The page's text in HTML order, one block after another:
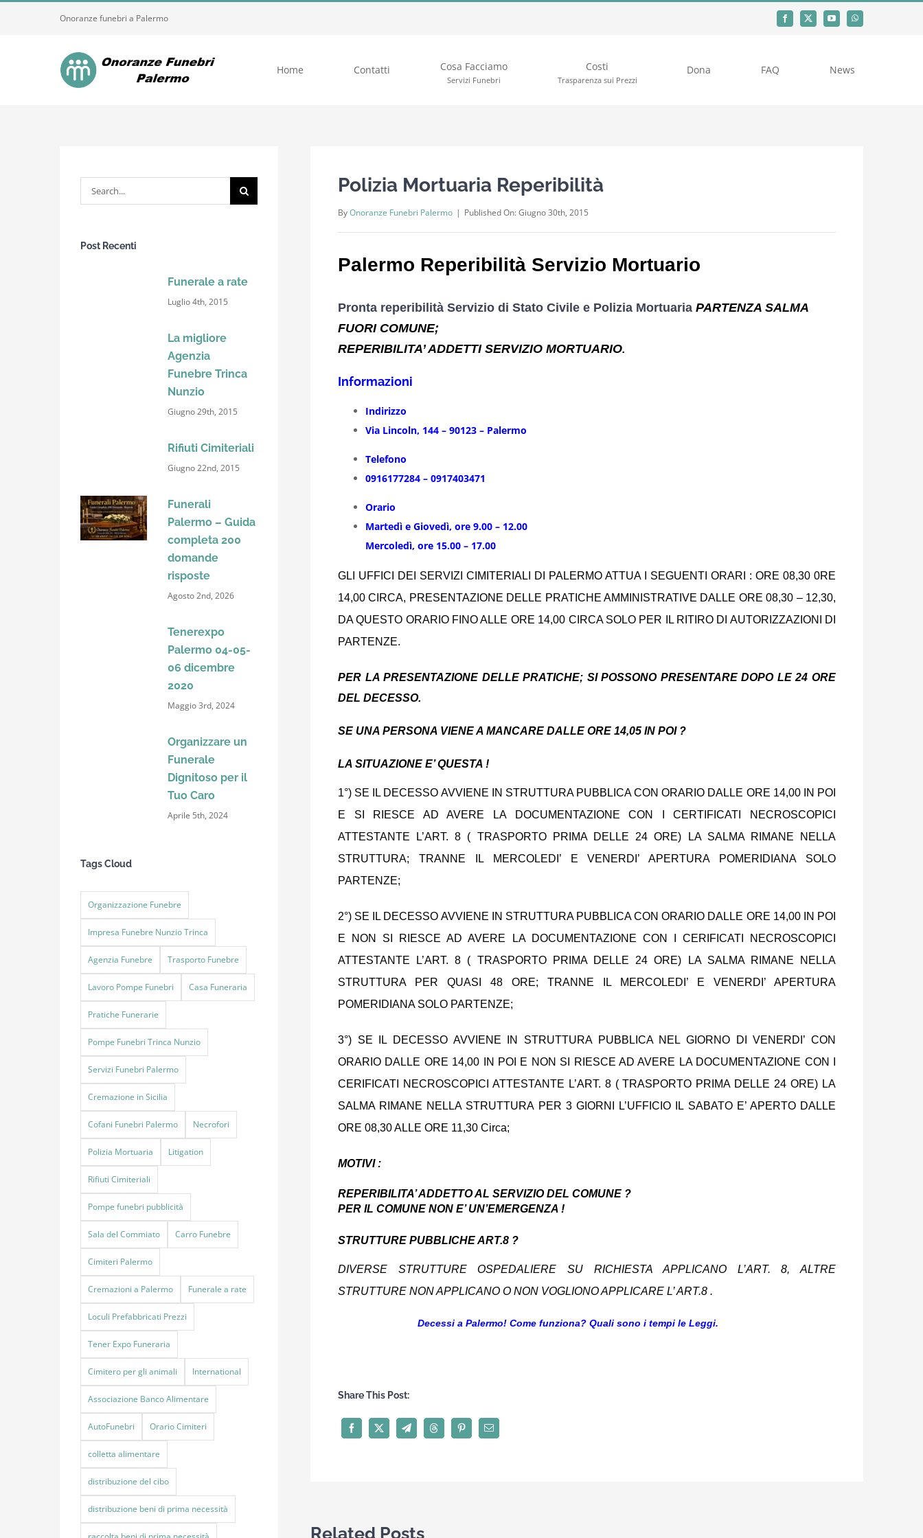
Onoranze funebri a Palermo
Home Contatti Cosa Facciamo
Servizi Funebri
Costi
Trasparenza sui Prezzi
Dona FAQ News
Search
for:
Post Recenti
Funerale a rate
Luglio 4th, 2015
La migliore
Agenzia
Funebre Trinca
Nunzio
Giugno 29th, 2015
Rifiuti Cimiteriali
Giugno 22nd, 2015
Funerali
Palermo – Guida
completa 200
domande
risposte
Agosto 2nd, 2026
Tenerexpo
Palermo 04-05-
06 dicembre
2020
Maggio 3rd, 2024
Organizzare un
Funerale
Dignitoso per il
Tuo Caro
Aprile 5th, 2024
Tags Cloud
Organizzazione Funebre
Impresa Funebre Nunzio Trinca
Agenzia Funebre Trasporto Funebre
Lavoro Pompe Funebri Casa Funeraria
Pratiche Funerarie
Pompe Funebri Trinca Nunzio
Servizi Funebri Palermo
Cremazione in Sicilia
Cofani Funebri Palermo Necrofori
Polizia Mortuaria Litigation
Rifiuti Cimiteriali
Pompe funebri pubblicità
Sala del Commiato Carro Funebre
Cimiteri Palermo
Cremazioni a Palermo Funerale a rate
Loculi Prefabbricati Prezzi
Tener Expo Funeraria
Cimitero per gli animali International
Associazione Banco Alimentare
AutoFunebri Orario Cimiteri
colletta alimentare
distribuzione del cibo
distribuzione beni di prima necessità
Polizia Mortuaria Reperibilità
ByOnoranze Funebri Palermo | Published On: Giugno 30th, 2015
Palermo Reperibilità Servizio Mortuario
Pronta reperibilità Servizio di Stato Civile e Polizia Mortuaria PARTENZA SALMA
FUORI COMUNE;
REPERIBILITA’ ADDETTI SERVIZIO MORTUARIO.
Informazioni
Indirizzo
Via Lincoln, 144 – 90123 – Palermo
Telefono
0916177284 – 0917403471
Orario
Martedì e Giovedì, ore 9.00 – 12.00
Mercoledì, ore 15.00 – 17.00
GLI UFFICI DEI SERVIZI CIMITERIALI DI PALERMO ATTUA I SEGUENTI ORARI : ORE 08,30 0RE
14,00 CIRCA, PRESENTAZIONE DELLE PRATICHE AMMINISTRATIVE DALLE ORE 08,30 – 12,30,
DA QUESTO ORARIO FINO ALLE ORE 14,00 CIRCA SOLO PER IL RITIRO DI AUTORIZZAZIONI DI
PARTENZE.
PER LA PRESENTAZIONE DELLE PRATICHE; SI POSSONO PRESENTARE DOPO LE 24 ORE
DEL DECESSO.
SE UNA PERSONA VIENE A MANCARE DALLE ORE 14,05 IN POI ?
LA SITUAZIONE E’ QUESTA !
1°) SE IL DECESSO AVVIENE IN STRUTTURA PUBBLICA CON ORARIO DALLE ORE 14,00 IN POI
E SI RIESCE AD AVERE LA DOCUMENTAZIONE CON I CERTIFICATI NECROSCOPICI
ATTESTANTE L’ART. 8 ( TRASPORTO PRIMA DELLE 24 ORE) LA SALMA RIMANE NELLA
STRUTTURA; TRANNE IL MERCOLEDI’ E VENERDI’ APERTURA POMERIDIANA SOLO
PARTENZE;
2°) SE IL DECESSO AVVIENE IN STRUTTURA PUBBLICA CON ORARIO DALLE ORE 14,00 IN POI
E NON SI RIESCE AD AVERE LA DOCUMENTAZIONE CON I CERIFICATI NECROSCOPICI
ATTESTANTE L’ART. 8 ( TRASPORTO PRIMA DELLE 24 ORE) LA SALMA RIMANE NELLA
STRUTTURA PER QUASI 48 ORE; TRANNE IL MERCOLEDI’ E VENERDI’ APERTURA
POMERIDIANA SOLO PARTENZE;
3°) SE IL DECESSO AVVIENE IN STRUTTURA PUBBLICA NEL GIORNO DI VENERDI’ CON
ORARIO DALLE ORE 14,00 IN POI E NON SI RIESCE AD AVERE LA DOCUMENTAZIONE CON I
CERIFICATI NECROSCOPICI ATTESTANTE L’ART. 8 ( TRASPORTO PRIMA DELLE 24 ORE) LA
SALMA RIMANE NELLA STRUTTURA PER 3 GIORNI L’UFFICIO IL SABATO E’ APERTO DALLE
ORE 08,30 ALLE ORE 11,30 Circa;
MOTIVI :
REPERIBILITA’ ADDETTO AL SERVIZIO DEL COMUNE ?
PER IL COMUNE NON E’ UN’EMERGENZA !
STRUTTURE PUBBLICHE ART.8 ?
DIVERSE STRUTTURE OSPEDALIERE SU RICHIESTA APPLICANO L’ART. 8, ALTRE
STRUTTURE NON APPLICANO O NON VOGLIONO APPLICARE L’ ART.8 .
Decessi a Palermo! Come funziona? Quali sono i tempi le Leggi.
Share This Post:
Related Posts